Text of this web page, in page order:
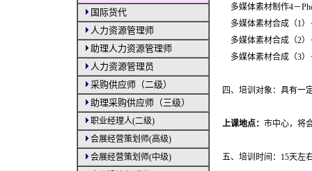
国际货代
人力资源管理师
助理人力资源管理师
人力资源管理员
采购供应师（二级）
助理采购供应师（三级）
职业经理人(二级)
会展经营策划师(高级)
会展经营策划师(中级)
多媒体素材制作4－
多媒体素材合成（1）
多媒体素材合成（2）
多媒体素材合成（3）
四、培训对象：具有一
上课地点： 市中心，将
五、培训时间：15天左